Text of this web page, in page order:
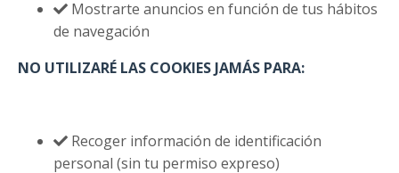
​Mostrarte anuncios en función de tus hábitos
de navegación
NO UTILIZARÉ LAS COOKIES JAMÁS PARA:
Recoger información de identificación
personal (sin tu permiso expreso)